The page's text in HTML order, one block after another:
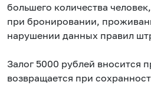
большего количества
при бронировании,
нарушении данных правил
Залог 5000 рублей вносится
возвращается при